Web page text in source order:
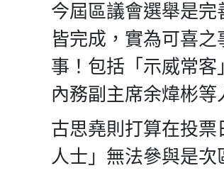
今屆區議會選舉是
皆完成，實為可喜
事！包括「示威常客
內務副主席余煒彬等
古思堯則打算在投
人士」無法參與是